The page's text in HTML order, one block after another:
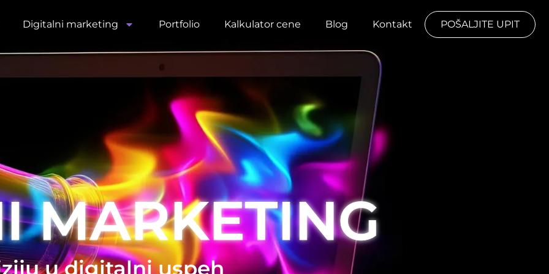
Digitalni marketing Portfolio Kalkulator cene Blog Kontakt POŠALJITE UPIT
MARKETING
u digitalni uspeh